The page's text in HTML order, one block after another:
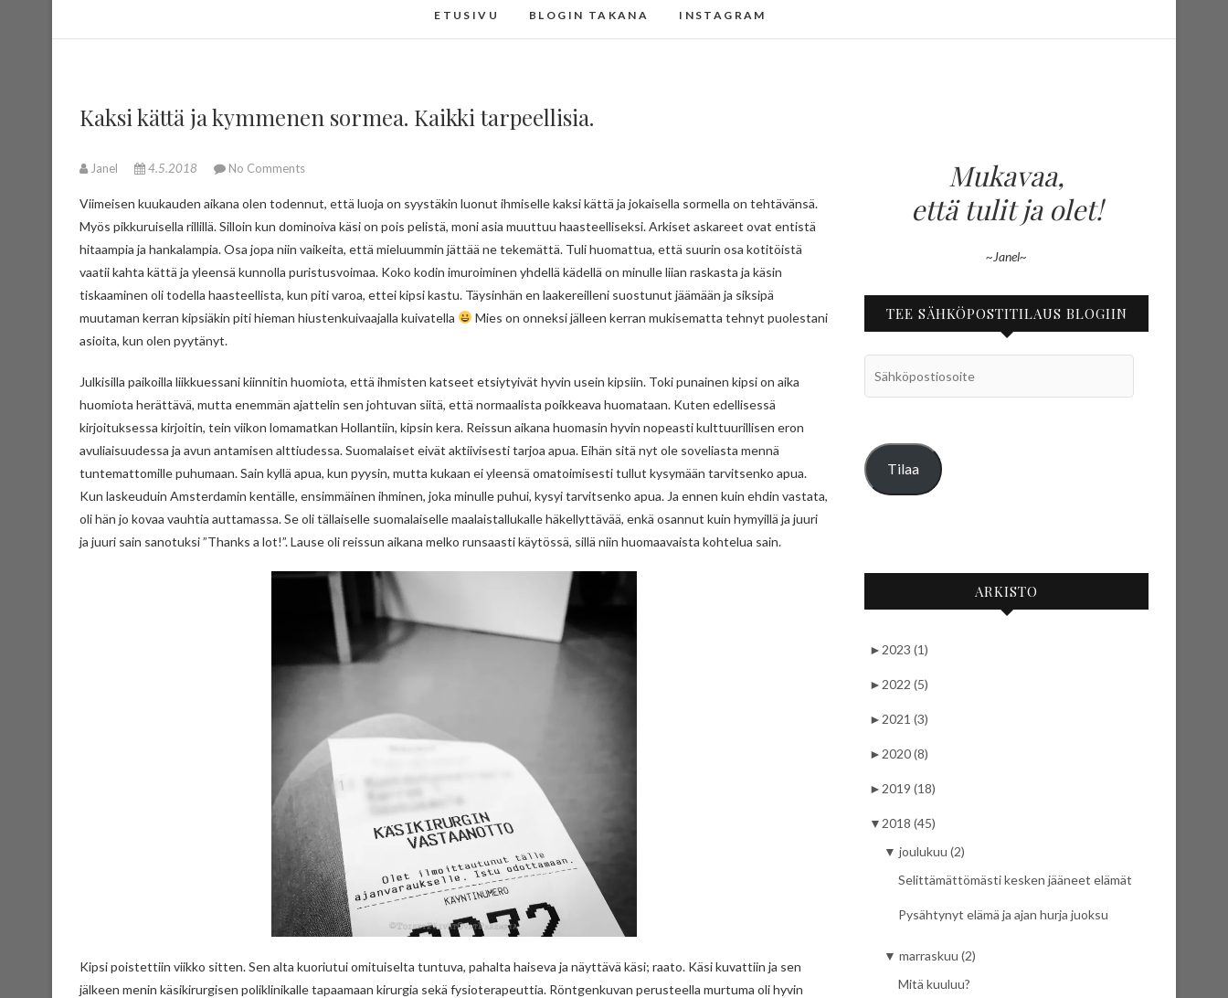
ETUSIVU BLOGIN TAKANA INSTAGRAM
Kaksi kättä ja kymmenen sormea. Kaikki tarpeellisia.
Janel 4.5.2018 No Comments
Viimeisen kuukauden aikana olen todennut, että luoja on syystäkin luonut ihmiselle kaksi kättä ja jokaisella sormella on tehtävänsä.
Myös pikkuruisella rillillä. Silloin kun dominoiva käsi on pois pelistä, moni asia muuttuu haasteelliseksi. Arkiset askareet ovat entistä
hitaampia ja hankalampia. Osa jopa niin vaikeita, että mieluummin jättää ne tekemättä. Tuli huomattua, että suurin osa kotitöistä
vaatii kahta kättä ja yleensä kunnolla puristusvoimaa. Koko kodin imuroiminen yhdellä kädellä on minulle liian raskasta ja käsin
tiskaaminen oli todella haasteellista, kun piti varoa, ettei kipsi kastu. Täysinhän en laakereilleni suostunut jäämään ja siksipä
muutaman kerran kipsiäkin piti hieman hiustenkuivaajalla kuivatella
Mies on onneksi jälleen kerran mukisematta tehnyt puolestani
asioita, kun olen pyytänyt.
Julkisilla paikoilla liikkuessani kiinnitin huomiota, että ihmisten katseet etsiytyivät hyvin usein kipsiin. Toki punainen kipsi on aika
huomiota herättävä, mutta enemmän ajattelin sen johtuvan siitä, että normaalista poikkeava huomataan. Kuten edellisessä
kirjoituksessa kirjoitin, tein viikon lomamatkan Hollantiin, kipsin kera. Reissun aikana huomasin hyvin nopeasti kulttuurillisen eron
avuliaisuudessa ja avun antamisen alttiudessa. Suomalaiset eivät aktiivisesti tarjoa apua. Eihän sitä nyt ole soveliasta mennä
tuntemattomille puhumaan. Sain kyllä apua, kun pyysin, mutta kukaan ei yleensä omatoimisesti tullut kysymään tarvitsenko apua.
Kun laskeuduin Amsterdamin kentälle, ensimmäinen ihminen, joka minulle puhui, kysyi tarvitsenko apua. Ja ennen kuin ehdin vastata,
oli hän jo kovaa vauhtia auttamassa. Se oli tällaiselle suomalaiselle maalaistallukalle häkellyttävää, enkä osannut kuin hymyillä ja juuri
ja juuri sain sanotuksi ”Thanks a lot!”. Lause oli reissun aikana melko runsaasti käytössä, sillä niin huomaavaista kohtelua sain.
Kipsi poistettiin viikko sitten. Sen alta kuoriutui omituiselta tuntuva, pahalta haiseva ja näyttävä käsi; raato. Käsi kuvattiin ja sen
jälkeen menin käsikirurgisen poliklinikalle tapaamaan kirurgia sekä fysioterapeuttia. Röntgenkuvan perusteella murtuma oli hyvin
Mukavaa,
että tulit ja olet!
~Janel~
TEE SÄHKÖPOSTITILAUS BLOGIIN
Tilaa
ARKISTO
► 2023 (1)
► 2022 (5)
► 2021 (3)
► 2020 (8)
► 2019 (18)
▼ 2018 (45)
▼ joulukuu (2)
Selittämättömästi kesken jääneet elämät
Pysähtynyt elämä ja ajan hurja juoksu
▼ marraskuu (2)
Mitä kuuluu?